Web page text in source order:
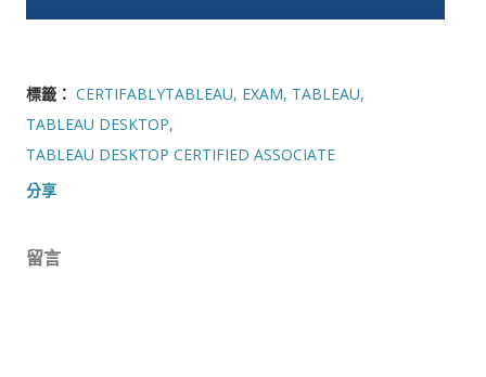
標籤： CERTIFABLYTABLEAU EXAM TABLEAU
TABLEAU DESKTOP
TABLEAU DESKTOP CERTIFIED ASSOCIATE
分享
留言